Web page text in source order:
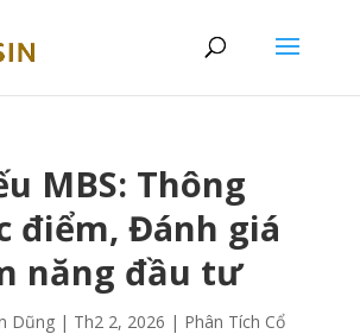
MBS: Thông
điểm, Đánh giá
năng đầu tư
Dũng| Th2 2, 2026 | Phân Tích Cổ